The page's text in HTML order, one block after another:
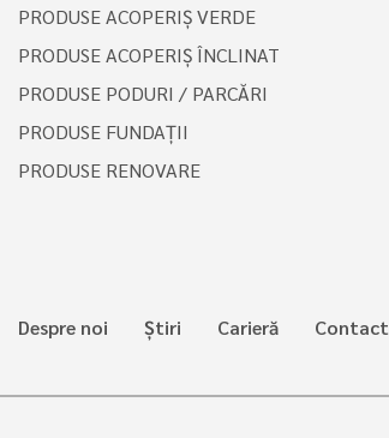
PRODUSE ACOPERIŞ VERDE
PRODUSE ACOPERIŞ ÎNCLINAT
PRODUSE PODURI / PARCĂRI
PRODUSE FUNDAȚII
PRODUSE RENOVARE
Despre noi Știri Carieră Contact